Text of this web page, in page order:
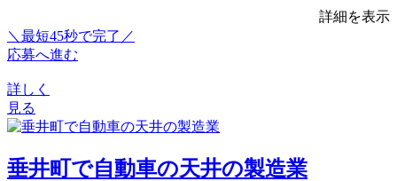
詳細を表示
＼最短45秒で完了／
応募へ進む
詳しく
見る
垂井町で自動車の天井の製造業